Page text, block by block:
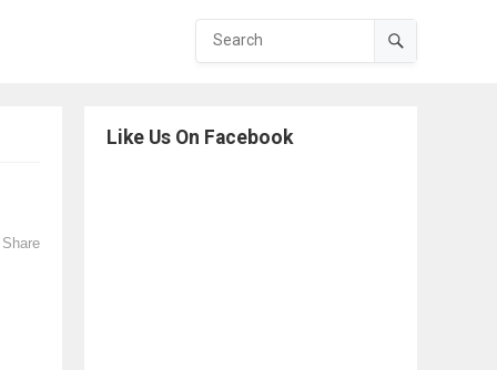
Share
Like Us On Facebook